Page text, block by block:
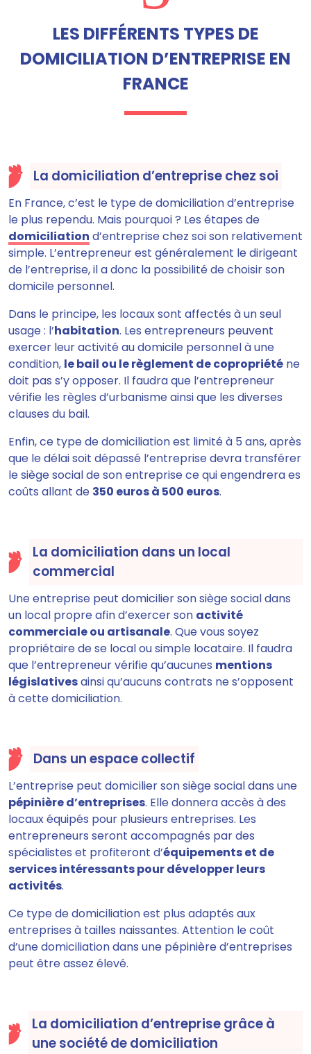
LES DIFFÉRENTS TYPES DE
DOMICILIATION D’ENTREPRISE EN
FRANCE
La domiciliation d’entreprise chez soi
En France, c’est le type de domiciliation d’entreprise
le plus rependu. Mais pourquoi ? Les étapes de
domiciliation d’entreprise chez soi son relativement
simple. L’entrepreneur est généralement le dirigeant
de l’entreprise, il a donc la possibilité de choisir son
domicile personnel.
Dans le principe, les locaux sont affectés à un seul
usage : l’habitation. Les entrepreneurs peuvent
exercer leur activité au domicile personnel à une
condition, le bail ou le règlement de copropriété ne
doit pas s’y opposer. Il faudra que l’entrepreneur
vérifie les règles d’urbanisme ainsi que les diverses
clauses du bail.
Enfin, ce type de domiciliation est limité à 5 ans, après
que le délai soit dépassé l’entreprise devra transférer
le siège social de son entreprise ce qui engendrera es
coûts allant de 350 euros à 500 euros.
La domiciliation dans un local
commercial
Une entreprise peut domicilier son siège social dans
un local propre afin d’exercer son activité
commerciale ou artisanale. Que vous soyez
propriétaire de se local ou simple locataire. Il faudra
que l’entrepreneur vérifie qu’aucunes mentions
législativesainsi qu’aucuns contrats ne s’opposent
à cette domiciliation.
Dans un espace collectif
L’entreprise peut domicilier son siège social dans une
pépinière d’entreprises. Elle donnera accès à des
locaux équipés pour plusieurs entreprises. Les
entrepreneurs seront accompagnés par des
spécialistes et profiteront d’équipements et de
services intéressants pour développer leurs
activités.
Ce type de domiciliation est plus adaptés aux
entreprises à tailles naissantes. Attention le coût
d’une domiciliation dans une pépinière d’entreprises
peut être assez élevé.
La domiciliation d’entreprise grâce à
une société de domiciliation